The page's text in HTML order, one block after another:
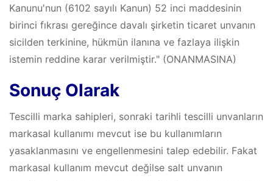
Kanunu'nun (6102 sayılı Kanun) 52 inci maddesinin
birinci fıkrası gereğince davalı şirketin ticaret unvanın
sicilden terkinine, hükmün ilanına ve fazlaya ilişkin
istemin reddine karar verilmiştir." (ONANMASINA)
Sonuç Olarak
Tescilli marka sahipleri, sonraki tarihli tescilli unvanların
markasal kullanımı mevcut ise bu kullanımların
yasaklanmasını ve engellenmesini talep edebilir. Fakat
markasal kullanım mevcut değilse salt unvanın